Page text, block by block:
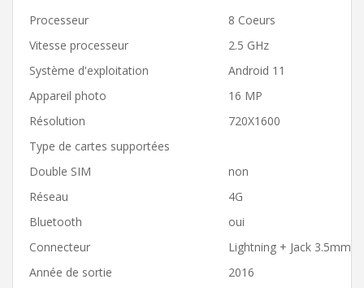
Processeur
8 Coeurs
Vitesse processeur
2.5 GHz
Système d'exploitation
Android 11
Appareil photo
16 MP
Résolution
720X1600
Type de cartes supportées
Double SIM
non
Réseau
4G
Bluetooth
oui
Connecteur
Lightning + Jack 3.5mm
Année de sortie
2016